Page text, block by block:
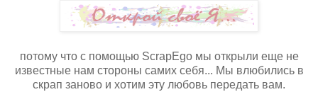
потому что с помощью ScrapEgo мы открыли еще не
известные нам стороны самих себя... Мы влюбились в
скрап заново и хотим эту любовь передать вам.